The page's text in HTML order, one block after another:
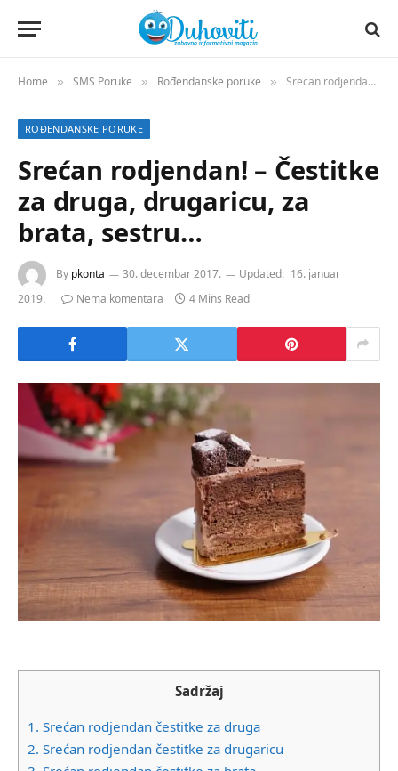
Home » SMS Poruke » Rođendanske poruke » Srećan rodjendan! – Čestitke za druga, drugaricu, za brata, sestru…
ROĐENDANSKE PORUKE
Srećan rodjendan! – Čestitke
za druga, drugaricu, za
brata, sestru…
By pkonta 30. decembar 2017. Updated: 16. januar
2019.
Nema komentara 4 Mins Read
Sadržaj
1. Srećan rodjendan čestitke za druga
2. Srećan rodjendan čestitke za drugaricu